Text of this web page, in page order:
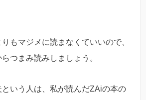
もマジメに読まなくていいので、
つまみ読みしましょう。
という人は、私が読んだZAiの本の